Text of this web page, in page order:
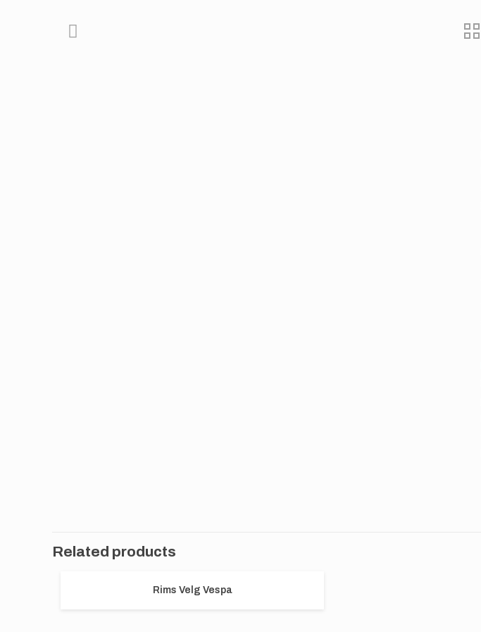
Related products
Rims Velg Vespa